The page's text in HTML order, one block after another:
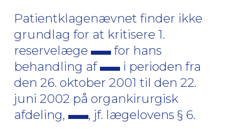
Patientklagenævnet finder ikke
grundlag for at kritisere 1.
reservelæge
for hans
behandling af
i perioden fra
den 26. oktober 2001 til den 22.
juni 2002 på organkirurgisk
afdeling,
, jf. lægelovens § 6.